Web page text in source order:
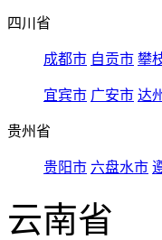
四川省
成都市 自贡市 攀
宜宾市 广安市 达
贵州省
贵阳市 六盘水市
云南省